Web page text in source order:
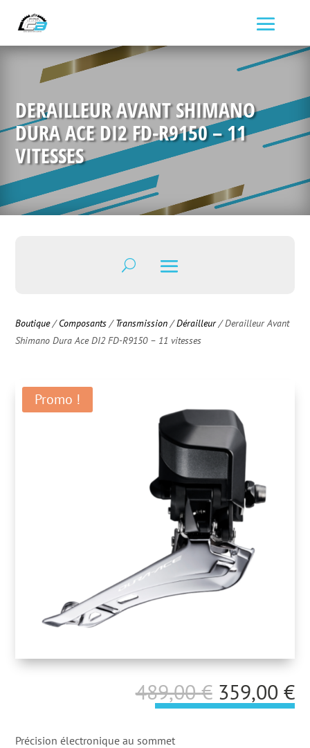
DERAILLEUR AVANT SHIMANO
DURA ACE DI2 FD-R9150 – 11
VITESSES
Boutique/Composants /Transmission /Dérailleur/ Derailleur Avant
Shimano Dura Ace DI2 FD-R9150 – 11 vitesses
Promo !
489,00€ Le
prix
359,00 €
Précision électronique au sommet